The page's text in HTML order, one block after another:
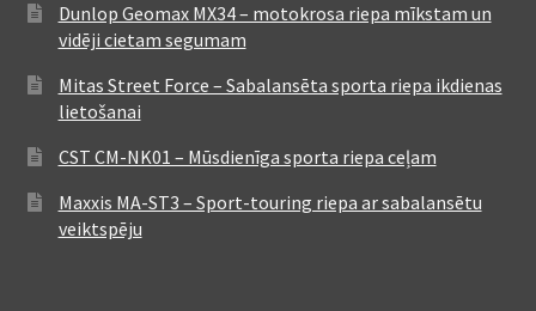
Dunlop Geomax MX34 – motokrosa riepa mīkstam un
vidēji cietam segumam
Mitas Street Force – Sabalansēta sporta riepa ikdienas
lietošanai
CST CM-NK01 – Mūsdienīga sporta riepa ceļam
Maxxis MA-ST3 – Sport-touring riepa ar sabalansētu
veiktspēju